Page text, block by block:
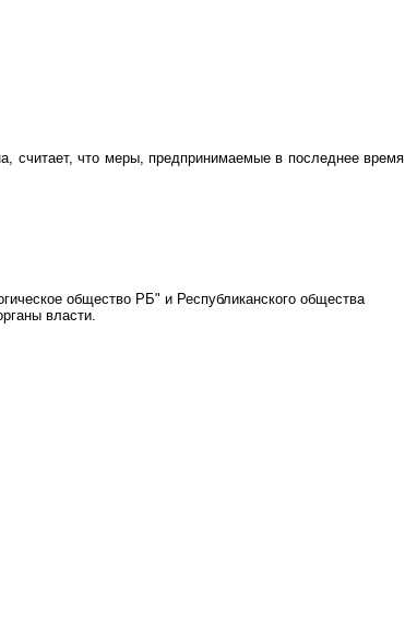
считает, что меры, предпринимаемые в последнее время
общество РБ" и Республиканского общества
власти.